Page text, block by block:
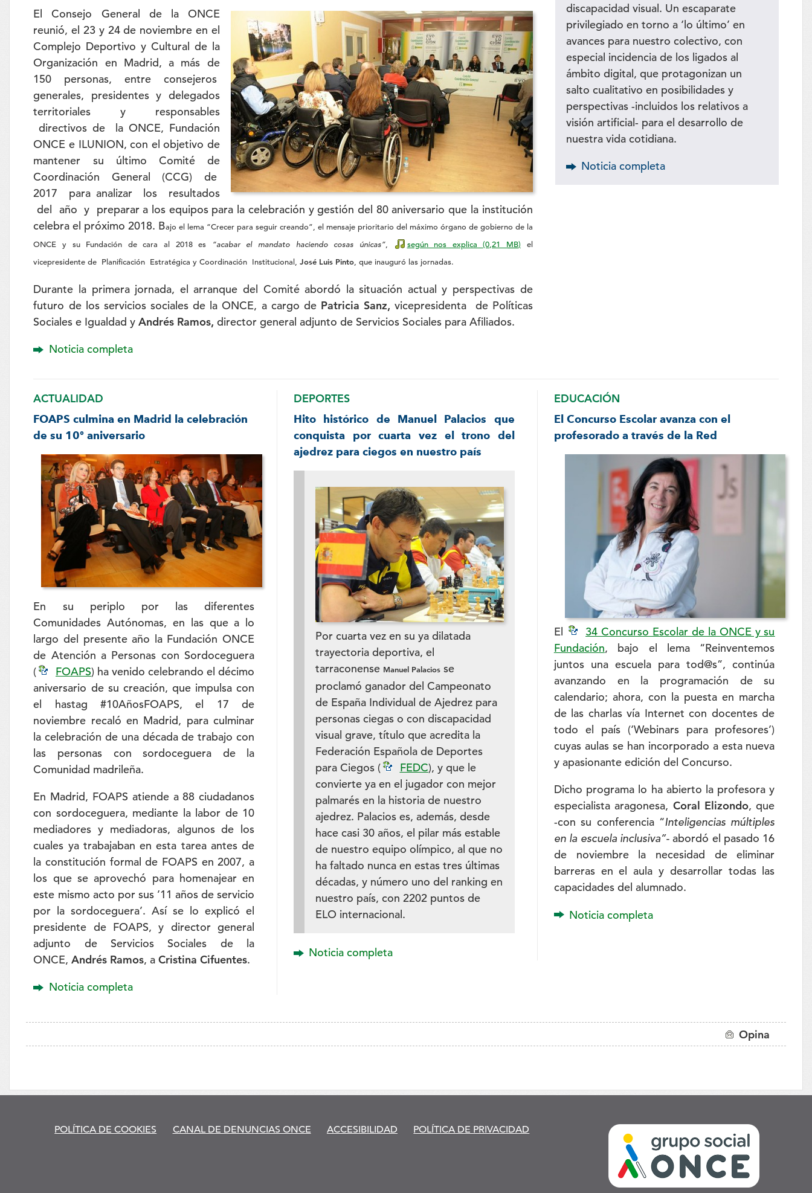
discapacidad visual. Un escaparate
privilegiado en torno a ‘lo último’ en
avances para nuestro colectivo, con
especial incidencia de los ligados al
ámbito digital, que protagonizan un
salto cualitativo en posibilidades y
perspectivas -incluidos los relativos a
visión artificial- para el desarrollo de
nuestra vida cotidiana.
Noticia completa
El Consejo General de la ONCE
reunió, el 23 y 24 de noviembre en el
Complejo Deportivo y Cultural de la
Organización en Madrid, a más de
150 personas, entre consejeros
generales, presidentes y delegados
territoriales y responsables
directivos de la ONCE, Fundación
ONCE e ILUNION, con el objetivo de
mantener su último Comité de
Coordinación General (CCG) de
2017 para analizar los resultados
del año y preparar a los equipos para la celebración y gestión del 80 aniversario que la institución
celebra el próximo 2018. Bajo el lema “Crecer para seguir creando”, el mensaje prioritario del máximo órgano de gobierno de la
ONCE y su Fundación de cara al 2018 es
“acabar el mandato haciendo cosas únicas”, según nos explica (0,21 MB) el
vicepresidentede Planificación Estratégica y Coordinación Institucional,José Luis Pinto, que inauguró las jornadas.
Durante la primera jornada, el arranque del Comité abordó la situación actual y perspectivas de
futuro de los servicios sociales de la ONCE, a cargo de Patricia Sanz,vicepresidenta de Políticas
Sociales e Igualdad yAndrés Ramos, director general adjunto de Servicios Sociales para Afiliados.
Noticia completa
ACTUALIDAD
FOAPS culmina en Madrid la celebración
de su 10º aniversario
En su periplo por las diferentes
Comunidades Autónomas, en las que a lo
largo del presente año la Fundación ONCE
de Atención a Personas con Sordoceguera
(
FOAPS) ha venido celebrando el décimo
aniversario de su creación, que impulsa con
el hastag #10AñosFOAPS, el 17 de
noviembre recaló en Madrid, para culminar
la celebración de una década de trabajo con
las personas con sordoceguera de la
Comunidad madrileña.
En Madrid, FOAPS atiende a 88 ciudadanos
con sordoceguera, mediante la labor de 10
mediadores y mediadoras, algunos de los
cuales ya trabajaban en esta tarea antes de
la constitución formal de FOAPS en 2007, a
los que se aprovechó para homenajear en
este mismo acto por sus ’11 años de servicio
por la sordoceguera’. Así se lo explicó el
presidente de FOAPS, y director general
adjunto de Servicios Sociales de la
ONCE,Andrés Ramos, aCristina Cifuentes.
Noticia completa
DEPORTES
Hito histórico de Manuel Palacios que
conquista por cuarta vez el trono del
ajedrez para ciegos en nuestro país
Por cuarta vez en su ya dilatada
trayectoria deportiva, el
tarraconense Manuel Palacios se
proclamó ganador del Campeonato
de España Individual de Ajedrez para
personas ciegas o con discapacidad
visual grave, título que acredita la
Federación Española de Deportes
para Ciegos (
FEDC), y que le
convierte ya en el jugador con mejor
palmarés en la historia de nuestro
ajedrez. Palacios es, además, desde
hace casi 30 años, el pilar más estable
de nuestro equipo olímpico, al que no
ha faltado nunca en estas tres últimas
décadas, y número uno del ranking en
nuestro país, con 2202 puntos de
ELO internacional.
Noticia completa
EDUCACIÓN
El Concurso Escolar avanza con el
profesorado a través de la Red
El
34 Concurso Escolar de la ONCE y su
Fundación, bajo el lema “Reinventemos
juntos una escuela para tod@s”, continúa
avanzando en la programación de su
calendario; ahora, con la puesta en marcha
de las charlas vía Internet con docentes de
todo el país (‘Webinars para profesores’)
cuyas aulas se han incorporado a esta nueva
y apasionante edición del Concurso.
Dicho programa lo ha abierto la profesora y
especialista aragonesa, Coral Elizondo, que
-con su conferencia “Inteligencias múltiples
en la escuela inclusiva”-abordó el pasado 16
de noviembre la necesidad de eliminar
barreras en el aula y desarrollar todas las
capacidades del alumnado.
Noticia completa
Opina
POLÍTICA DE COOKIES CANAL DE DENUNCIAS ONCE ACCESIBILIDAD POLÍTICA DE PRIVACIDAD